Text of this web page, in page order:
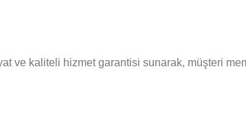
ve kaliteli hizmet garantisi sunarak, müşteri